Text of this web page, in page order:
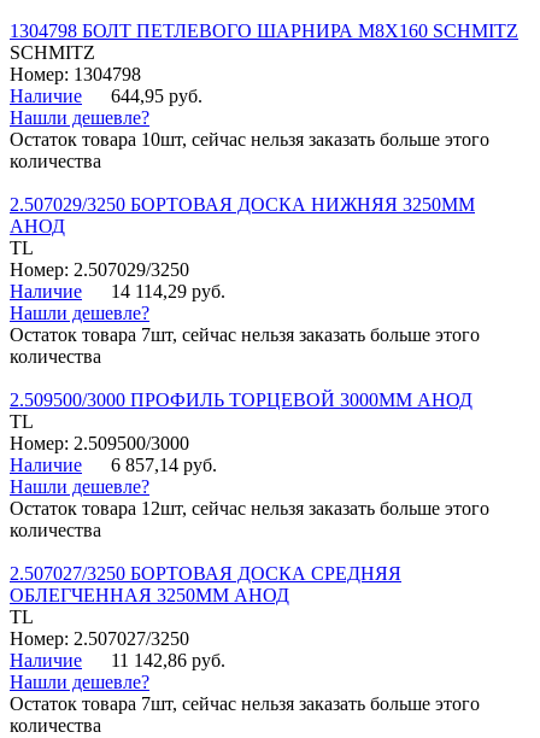
1304798 БОЛТ ПЕТЛЕВОГО ШАРНИРА М8Х160 SCHMITZ
SCHMITZ
Номер: 1304798
Наличие
644,95 руб.
Нашли дешевле?
Остаток товара 10шт, сейчас нельзя заказать больше этого
количества
2.507029/3250 БОРТОВАЯ ДОСКА НИЖНЯЯ 3250ММ
АНОД
TL
Номер: 2.507029/3250
Наличие
14 114,29 руб.
Нашли дешевле?
Остаток товара 7шт, сейчас нельзя заказать больше этого
количества
2.509500/3000 ПРОФИЛЬ ТОРЦЕВОЙ 3000ММ АНОД
TL
Номер: 2.509500/3000
Наличие
6 857,14 руб.
Нашли дешевле?
Остаток товара 12шт, сейчас нельзя заказать больше этого
количества
2.507027/3250 БОРТОВАЯ ДОСКА СРЕДНЯЯ
ОБЛЕГЧЕННАЯ 3250ММ АНОД
TL
Номер: 2.507027/3250
Наличие
11 142,86 руб.
Нашли дешевле?
Остаток товара 7шт, сейчас нельзя заказать больше этого
количества